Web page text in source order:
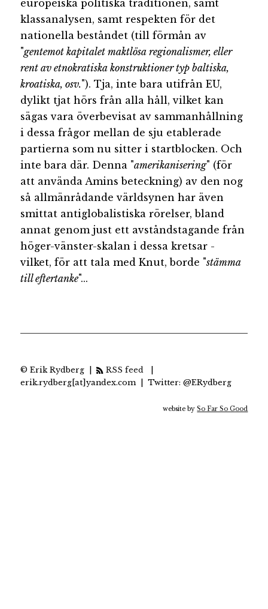
europeiska politiska traditionen, samt
klassanalysen, samt respekten för det
nationella beståndet (till förmån av
"gentemot kapitalet maktlösa regionalismer, eller
rent av etnokratiska konstruktioner typ baltiska,
kroatiska, osv."). Tja, inte bara utifrån EU,
dylikt tjat hörs från alla håll, vilket kan
sägas vara överbevisat av sammanhållning
i dessa frågor mellan de sju etablerade
partierna som nu sitter i startblocken. Och
inte bara där. Denna "amerikanisering" (för
att använda Amins beteckning) av den nog
så allmänrådande världsynen har även
smittat antiglobalistiska rörelser, bland
annat genom just ett avståndstagande från
höger-vänster-skalan i dessa kretsar -
vilket, för att tala med Knut, borde "stämma
till eftertanke"...
© Erik Rydberg | RSS feed
erik.rydberg[at]yandex.com | Twitter: @ERydberg
website bySo Far So Good